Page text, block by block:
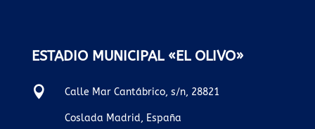
ESTADIO MUNICIPAL «EL OLIVO»
 Calle Mar Cantábrico, s/n, 28821
Coslada Madrid, España